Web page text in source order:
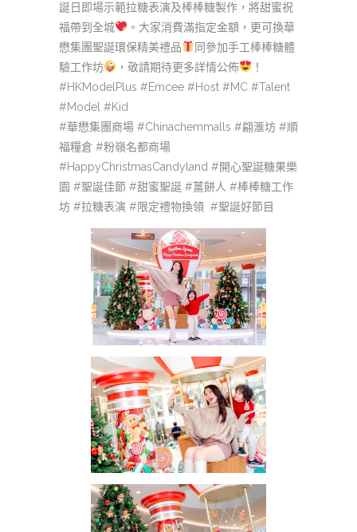
誕日即場示範拉糖表演及棒棒糖製作，將甜蜜祝
福帶到全城
。大家消費滿指定金額，更可換華
懋集團聖誕環保精美禮品
同參加手工棒棒糖體
驗工作坊
，敬請期待更多詳情公佈
！
#HKModelPlus #Emcee #Host #MC #Talent
#Model #Kid
#華懋集團商場 #Chinachemmalls #翩滙坊 #順
福糧倉 #粉嶺名都商場
#HappyChristmasCandyland #開心聖誕糖果樂
園 #聖誕佳節 #甜蜜聖誕 #薑餅人 #棒棒糖工作
坊 #拉糖表演 #限定禮物換領 #聖誕好節目